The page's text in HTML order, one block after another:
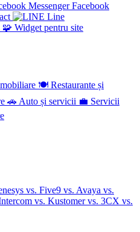
Facebook
Line
🧩 Widget pentru site
🍽️ Restaurante și
🚗 Auto și servicii 💼 Servicii
vs. Five9 vs. Avaya vs.
vs. Kustomervs. 3CX vs.